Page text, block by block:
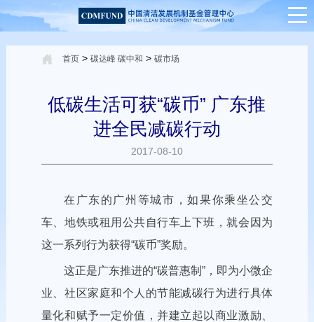
首页> 碳达峰 碳中和 > 碳市场
低碳生活可获“碳币” 广东推
进全民减碳行动
2017-08-10
在广东的广州等城市，如果你乘坐公交
车、地铁或租用公共自行车上下班，就会因为
这一系列行为获得“碳币”奖励。
这正是广东推进的“碳普惠制”，即为小微企
业、社区家庭和个人的节能减碳行为进行具体
量化和赋予一定价值，并建立起以商业激励、